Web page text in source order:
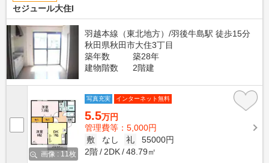
セジュール大住I
羽越本線（東北地方）/羽後牛島駅 徒歩15分
秋田県秋田市大住3丁目
築年数
築28年
建物階数
2階建
画像 : 11枚
写真充実 インターネット無料
5.5万円
管理費等：5,000円
敷
なし 礼
55000円
2階
2DK 48.79㎡